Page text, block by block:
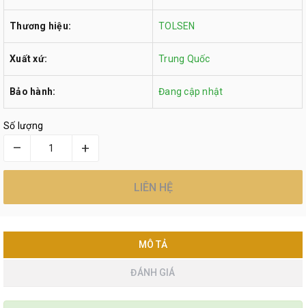
Thương hiệu: TOLSEN
Xuất xứ: Trung Quốc
Bảo hành: Đang cập nhật
Số lượng
– +
LIÊN HỆ
MÔ TẢ
ĐÁNH GIÁ